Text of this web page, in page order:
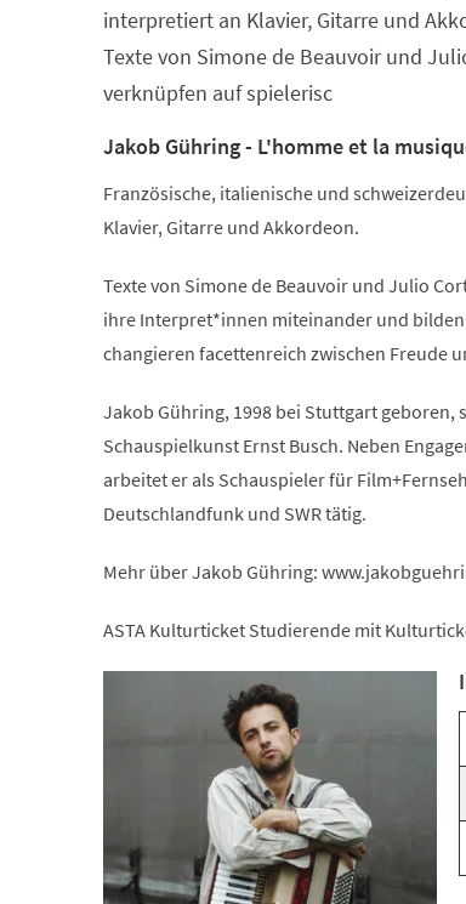
interpretiert an Klavier, Gitarre und
Texte von Simone de Beauvoir und
verknüpfen auf spielerisc
Jakob Gühring - L'homme et la
Französische, italienische und
Klavier, Gitarre und Akkordeon.
Texte von Simone de Beauvoir und Julio
ihre Interpret*innen miteinander und bilden
changieren facettenreich zwischen Freude
Jakob Gühring, 1998 bei Stuttgart geboren,
Schauspielkunst Ernst Busch. Neben
arbeitet er als Schauspieler für
Deutschlandfunk und SWR tätig.
Mehr über Jakob Gühring:
ASTA Kulturticket Studierende mit